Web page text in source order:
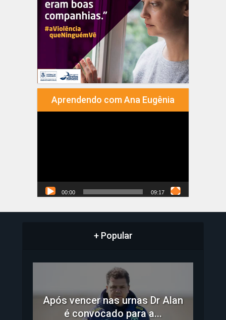
Aprendendo com Ana Eugênia
00:00 09:17
+ Popular
Após vencer nas urnas Dr Alan
é convocado para a...